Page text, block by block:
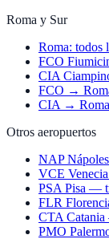
Roma y Sur
Roma: todos
FCO
CIA
FCO →
CIA → Roma
Otros aeropuertos
NAP
VCE
PSA Pisa —
FLR
CTA
PMO